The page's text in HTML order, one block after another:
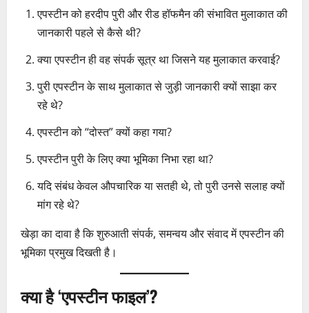
एपस्टीन को हरदीप पुरी और रीड हॉफमैन की संभावित मुलाकात की
जानकारी पहले से कैसे थी?
क्या एपस्टीन ही वह संपर्क सूत्र था जिसने यह मुलाकात करवाई?
पुरी एपस्टीन के साथ मुलाकात से जुड़ी जानकारी क्यों साझा कर
रहे थे?
एपस्टीन को “दोस्त” क्यों कहा गया?
एपस्टीन पुरी के लिए क्या भूमिका निभा रहा था?
यदि संबंध केवल औपचारिक या सतही थे, तो पुरी उनसे सलाह क्यों
मांग रहे थे?
खेड़ा का दावा है कि शुरुआती संपर्क, समन्वय और संवाद में एपस्टीन की
भूमिका प्रमुख दिखती है।
क्या है ‘एपस्टीन फाइल’?